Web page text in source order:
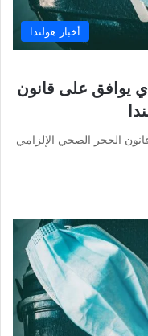
أخبار هولندا
يوافق على قانون
الحجر الصحي الإلزامي